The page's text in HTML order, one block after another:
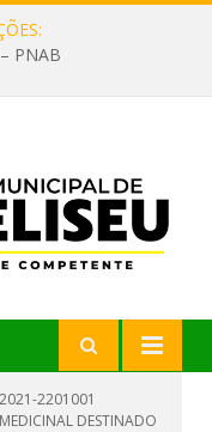
PNAB
2201001
DESTINADO